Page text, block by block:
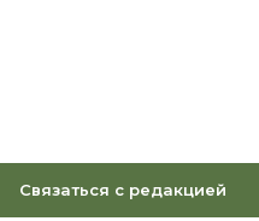
Связаться с редакцией